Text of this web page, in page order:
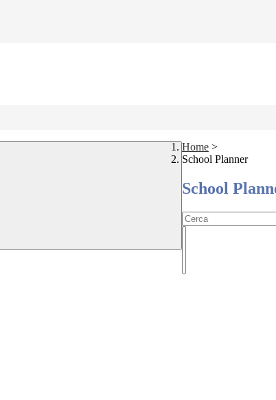
Home >
School Planner
School